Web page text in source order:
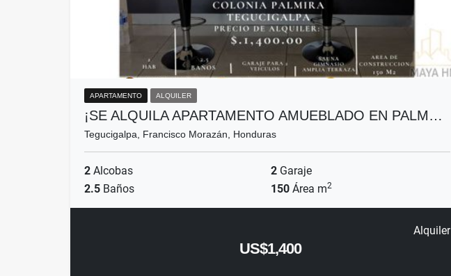
APARTAMENTO ALQUILER
¡SE ALQUILA APARTAMENTO AMUEBLADO EN PALM…
Tegucigalpa, Francisco Morazán, Honduras
2 Alcobas 2 Garaje
2.5 Baños 150 Área m2
Alquiler
US$1,400